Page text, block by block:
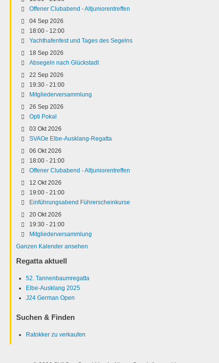
Offener Clubabend - Altjuniorentreffen
04 Sep 2026
18:00 - 12:00
Yachthafenfest und Tages des Segelns
18 Sep 2026
Absegeln nach Glückstadt
22 Sep 2026
19:30 - 21:00
Mitgliederversammlung
26 Sep 2026
Opti Pokal
03 Okt 2026
SVAOe Elbe-Ausklang-Regatta
06 Okt 2026
18:00 - 21:00
Offener Clubabend - Altjuniorentreffen
12 Okt 2026
19:00 - 21:00
Einführungsabend Führerscheinkurse
20 Okt 2026
19:30 - 21:00
Mitgliederversammlung
Ganzen Kalender ansehen
Regatta aktuell
52. Tannenbaumregatta
Elbe-Ausklang 2025
J24 German Open
Suchen & Finden
Ratokker zu verkaufen